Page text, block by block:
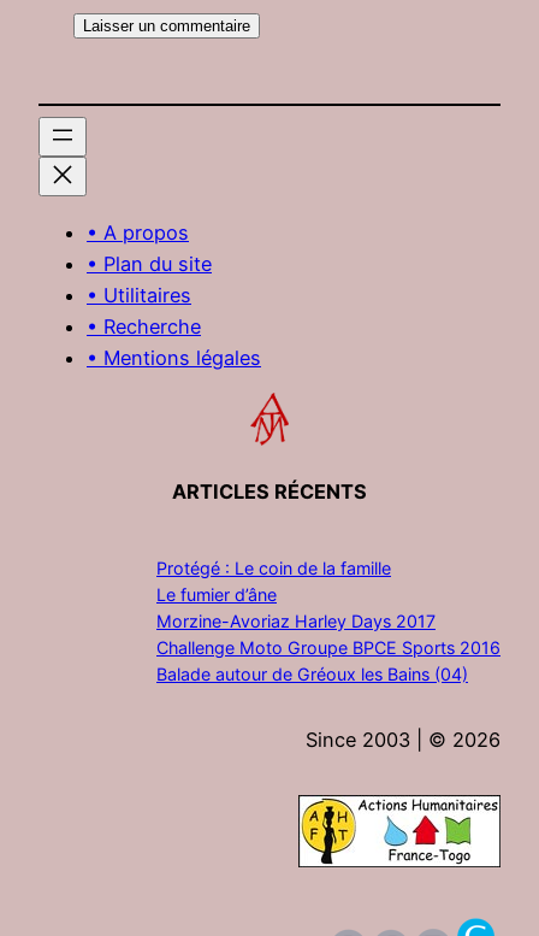
• A propos
• Plan du site
• Utilitaires
• Recherche
• Mentions légales
ARTICLES RÉCENTS
Protégé : Le coin de la famille
Le fumier d’âne
Morzine-Avoriaz Harley Days 2017
Challenge Moto Groupe BPCE Sports 2016
Balade autour de Gréoux les Bains (04)
Since 2003 | © 2026